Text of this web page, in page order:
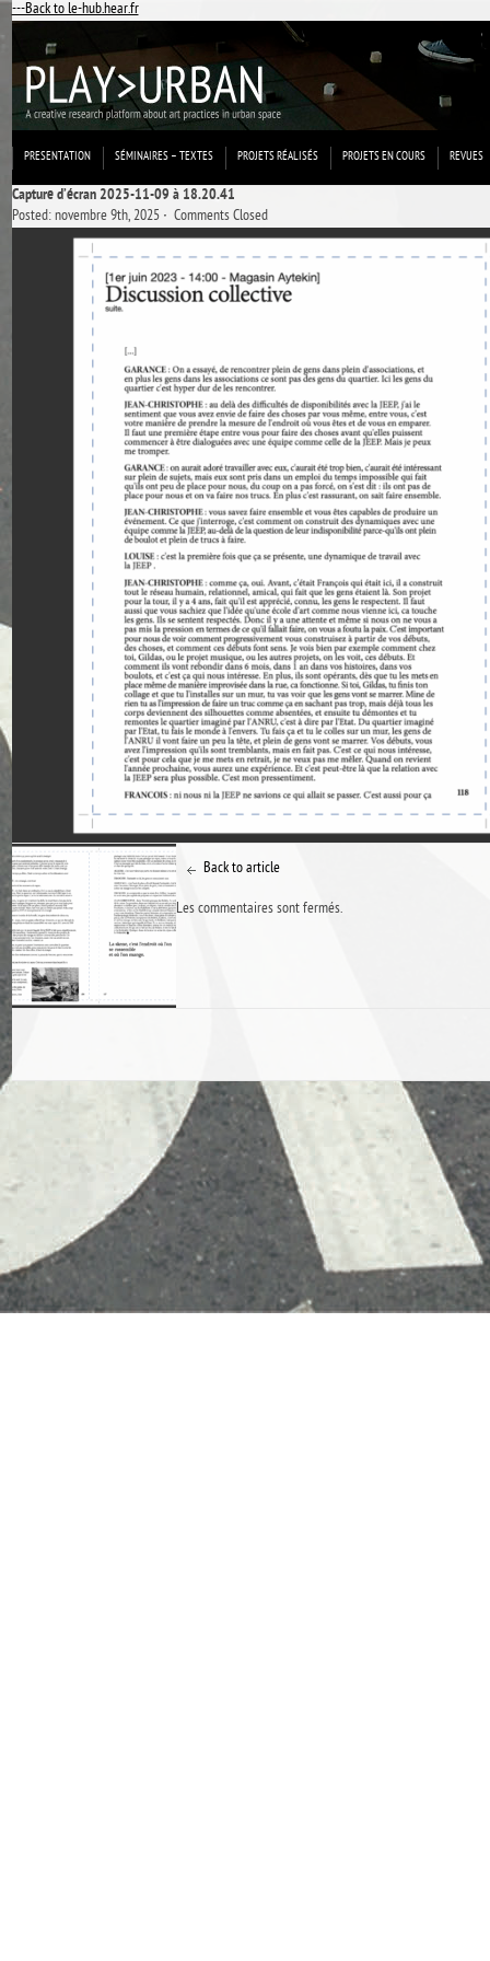
---Back to le-hub.hear.fr
PRESENTATION SÉMINAIRES – TEXTES PROJETS RÉALISÉS PROJETS EN COURS REVUES
Capture d’écran 2025-11-09 à 18.20.41
Posted: novembre 9th, 2025 ˑ Comments Closed
Back to article
Les commentaires sont fermés.